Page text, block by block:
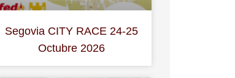
Segovia CITY RACE 24-25
Octubre 2026